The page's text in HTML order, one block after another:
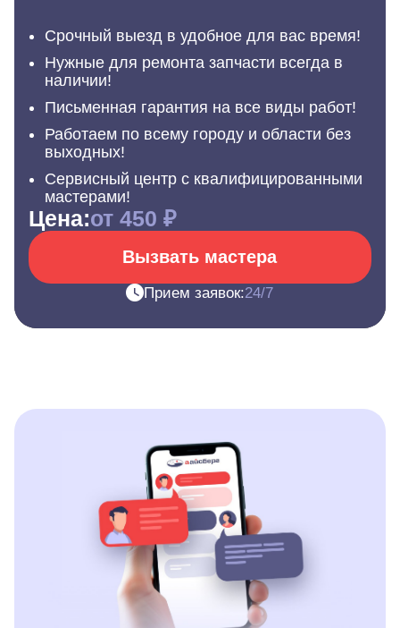
Срочный выезд в удобное для вас время!
Нужные для ремонта запчасти всегда в
наличии!
Письменная гарантия на все виды работ!
Работаем по всему городу и области без
выходных!
Сервисный центр с квалифицированными
мастерами!
Цена:от 450 ₽
Вызвать мастера
Прием заявок:24/7